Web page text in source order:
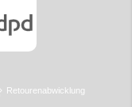
Retourenabwicklung